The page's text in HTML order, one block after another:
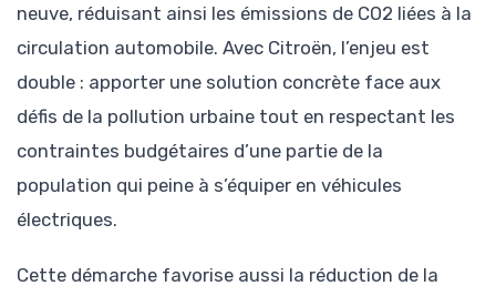
neuve, réduisant ainsi les émissions de CO2 liées à la
circulation automobile. Avec Citroën, l’enjeu est
double : apporter une solution concrète face aux
défis de la pollution urbaine tout en respectant les
contraintes budgétaires d’une partie de la
population qui peine à s’équiper en véhicules
électriques.
Cette démarche favorise aussi la réduction de la